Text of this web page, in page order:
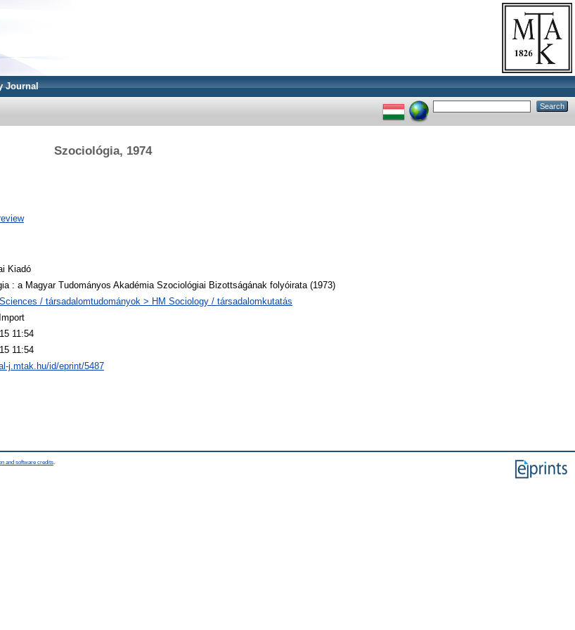
Journal
Szociológia, 1974
Kiadó
: a Magyar Tudományos Akadémia Szociológiai Bizottságának folyóirata (1973)
/ társadalomtudományok > HM Sociology / társadalomkutatás
11:54
11:54
j.mtak.hu/id/eprint/5487
and software credits